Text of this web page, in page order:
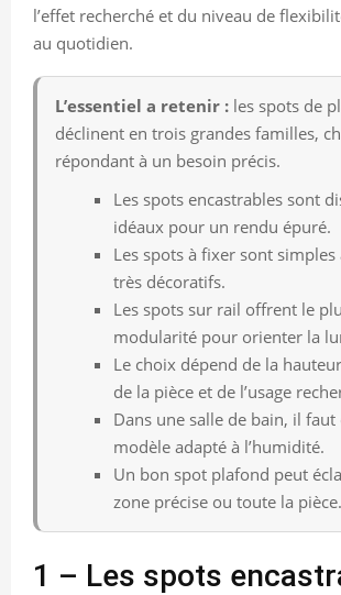
l’effet recherché et du niveau de
au quotidien.
L’essentiel a retenir : les spots de
déclinent en trois grandes familles,
répondant à un besoin précis.
Les spots encastrables sont
idéaux pour un rendu épuré.
Les spots à fixer sont
très décoratifs.
Les spots sur rail offrent le
modularité pour orienter la
Le choix dépend de la
de la pièce et de l’usage
Dans une salle de bain, il
modèle adapté à l’humidité.
Un bon spot plafond peut
zone précise ou toute la pièce.
1 – Les spots